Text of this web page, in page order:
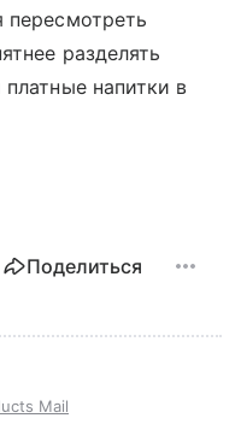
пересмотреть
разделять
напитки в
Поделиться
Mail